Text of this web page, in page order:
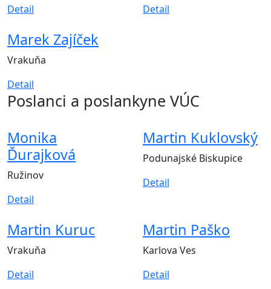
Detail
Detail
Marek Zajíček
Vrakuňa
Detail
Poslanci a poslankyne VÚC
Monika
Ďurajková
Ružinov
Detail
Martin Kuklovský
Podunajské Biskupice
Detail
Martin Kuruc
Vrakuňa
Detail
Martin Paško
Karlova Ves
Detail